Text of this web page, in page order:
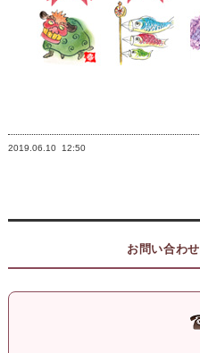
2019.06.10 12:50
お問い合わ